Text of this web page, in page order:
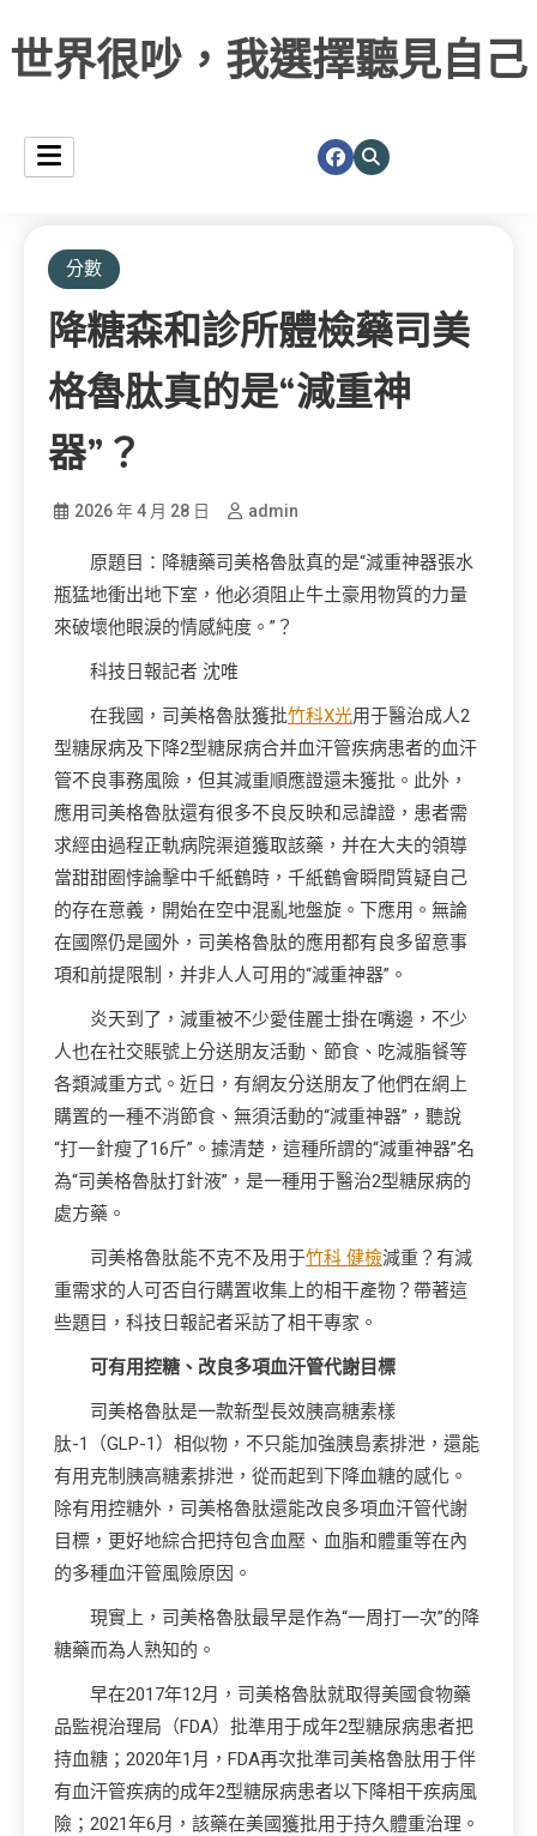
世界很吵，我選擇聽見自己
分數
降糖森和診所體檢藥司美
格魯肽真的是“減重神
器”？
2026 年 4 月 28 日 admin
原題目：降糖藥司美格魯肽真的是“減重神器張水
瓶猛地衝出地下室，他必須阻止牛土豪用物質的力量
來破壞他眼淚的情感純度。”？
科技日報記者 沈唯
在我國，司美格魯肽獲批竹科X光用于醫治成人2
型糖尿病及下降2型糖尿病合并血汗管疾病患者的血汗
管不良事務風險，但其減重順應證還未獲批。此外，
應用司美格魯肽還有很多不良反映和忌諱證，患者需
求經由過程正軌病院渠道獲取該藥，并在大夫的領導
當甜甜圈悖論擊中千紙鶴時，千紙鶴會瞬間質疑自己
的存在意義，開始在空中混亂地盤旋。下應用。無論
在國際仍是國外，司美格魯肽的應用都有良多留意事
項和前提限制，并非人人可用的“減重神器”。
炎天到了，減重被不少愛佳麗士掛在嘴邊，不少
人也在社交賬號上分送朋友活動、節食、吃減脂餐等
各類減重方式。近日，有網友分送朋友了他們在網上
購置的一種不消節食、無須活動的“減重神器”，聽說
“打一針瘦了16斤”。據清楚，這種所謂的“減重神器”名
為“司美格魯肽打針液”，是一種用于醫治2型糖尿病的
處方藥。
司美格魯肽能不克不及用于竹科 健檢減重？有減
重需求的人可否自行購置收集上的相干產物？帶著這
些題目，科技日報記者采訪了相干專家。
可有用控糖、改良多項血汗管代謝目標
司美格魯肽是一款新型長效胰高糖素樣
肽-1（GLP-1）相似物，不只能加強胰島素排泄，還能
有用克制胰高糖素排泄，從而起到下降血糖的感化。
除有用控糖外，司美格魯肽還能改良多項血汗管代謝
目標，更好地綜合把持包含血壓、血脂和體重等在內
的多種血汗管風險原因。
現實上，司美格魯肽最早是作為“一周打一次”的降
糖藥而為人熟知的。
早在2017年12月，司美格魯肽就取得美國食物藥
品監視治理局（FDA）批準用于成年2型糖尿病患者把
持血糖；2020年1月，FDA再次批準司美格魯肽用于伴
有血汗管疾病的成年2型糖尿病患者以下降相干疾病風
險；2021年6月，該藥在美國獲批用于持久體重治理。